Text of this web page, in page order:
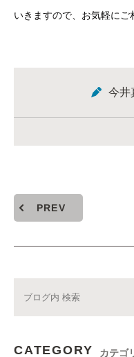
いきますので、お気軽にご
今井
PREV
CATEGORY カテゴ